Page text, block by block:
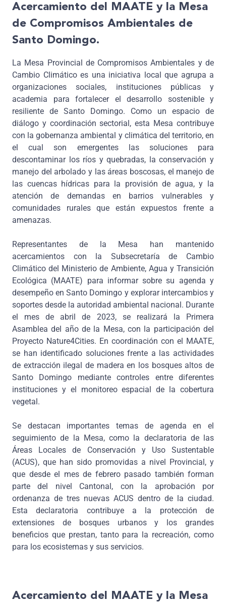
Acercamiento del MAATE y la Mesa
de Compromisos Ambientales de
Santo Domingo.
La Mesa Provincial de Compromisos Ambientales y de
Cambio Climático es una iniciativa local que agrupa a
organizaciones sociales, instituciones públicas y
academia para fortalecer el desarrollo sostenible y
resiliente de Santo Domingo. Como un espacio de
diálogo y coordinación sectorial, esta Mesa contribuye
con la gobernanza ambiental y climática del territorio, en
el cual son emergentes las soluciones para
descontaminar los ríos y quebradas, la conservación y
manejo del arbolado y las áreas boscosas, el manejo de
las cuencas hídricas para la provisión de agua, y la
atención de demandas en barrios vulnerables y
comunidades rurales que están expuestos frente a
amenazas.
Representantes de la Mesa han mantenido
acercamientos con la Subsecretaría de Cambio
Climático del Ministerio de Ambiente, Agua y Transición
Ecológica (MAATE) para informar sobre su agenda y
desempeño en Santo Domingo y explorar intercambios y
soportes desde la autoridad ambiental nacional. Durante
el mes de abril de 2023, se realizará la Primera
Asamblea del año de la Mesa, con la participación del
Proyecto Nature4Cities. En coordinación con el MAATE,
se han identificado soluciones frente a las actividades
de extracción ilegal de madera en los bosques altos de
Santo Domingo mediante controles entre diferentes
instituciones y el monitoreo espacial de la cobertura
vegetal.
Se destacan importantes temas de agenda en el
seguimiento de la Mesa, como la declaratoria de las
Áreas Locales de Conservación y Uso Sustentable
(ACUS), que han sido promovidas a nivel Provincial, y
que desde el mes de febrero pasado también forman
parte del nivel Cantonal, con la aprobación por
ordenanza de tres nuevas ACUS dentro de la ciudad.
Esta declaratoria contribuye a la protección de
extensiones de bosques urbanos y los grandes
beneficios que prestan, tanto para la recreación, como
para los ecosistemas y sus servicios.
Acercamiento del MAATE y la Mesa